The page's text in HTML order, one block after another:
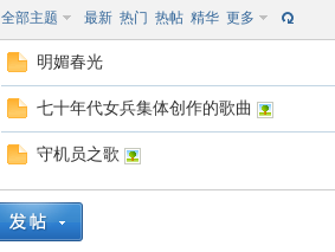
全部主题 最新 热门 热帖 精华 更多
明媚春光
七十年代女兵集体创作的歌曲
守机员之歌